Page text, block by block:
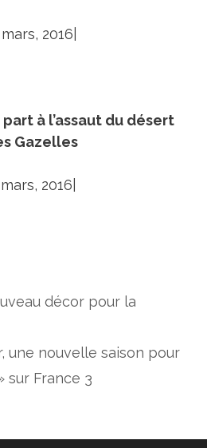
2016|
à l’assaut du désert
Gazelles
2016|
décor pour la
une nouvelle saison pour
sur France 3